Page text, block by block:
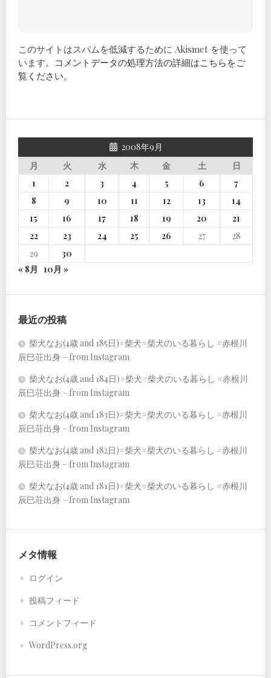
このサイトはスパムを低減するために Akismet を使って
います。 コメントデータの処理方法の詳細はこちらをご
覧ください。
2008年9月
月
火 水 木 金 土
日
1
2 3 4 5 6
7
8
9 10 11 12 13
14
15
16 17 18 19 20
21
22
23 24 25 26 27
28
29
30
« 8月 10月 »
最近の投稿
柴犬なお(4歳 and 185日)#柴犬#柴犬のいる暮らし #赤根川
辰巳荘出身 – from Instagram
柴犬なお(4歳 and 184日)#柴犬#柴犬のいる暮らし #赤根川
辰巳荘出身 – from Instagram
柴犬なお(4歳 and 183日)#柴犬#柴犬のいる暮らし #赤根川
辰巳荘出身 – from Instagram
柴犬なお(4歳 and 182日)#柴犬#柴犬のいる暮らし #赤根川
辰巳荘出身 – from Instagram
柴犬なお(4歳 and 181日)#柴犬#柴犬のいる暮らし #赤根川
辰巳荘出身 – from Instagram
メタ情報
ログイン
投稿フィード
コメントフィード
WordPress.org